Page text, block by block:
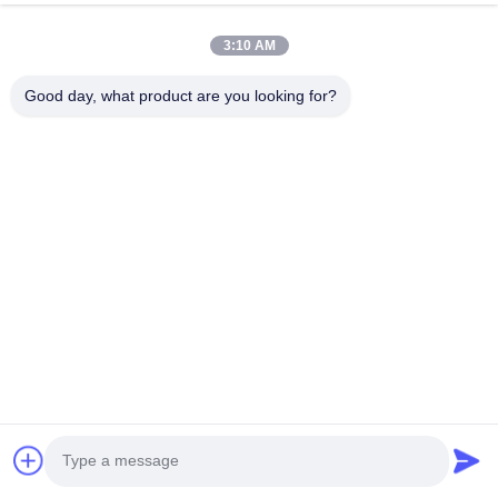
della porta
3:10 AM
Good day, what product are you looking for?